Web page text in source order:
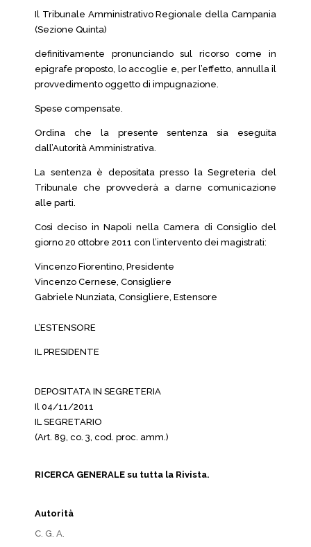
Il Tribunale Amministrativo Regionale della Campania
(Sezione Quinta)
definitivamente pronunciando sul ricorso come in
epigrafe proposto, lo accoglie e, per l’effetto, annulla il
provvedimento oggetto di impugnazione.
Spese compensate.
Ordina che la presente sentenza sia eseguita
dall’Autorità Amministrativa.
La sentenza è depositata presso la Segreteria del
Tribunale che provvederà a darne comunicazione
alle parti.
Così deciso in Napoli nella Camera di Consiglio del
giorno 20 ottobre 2011 con l’intervento dei magistrati:
Vincenzo Fiorentino, Presidente
Vincenzo Cernese, Consigliere
Gabriele Nunziata, Consigliere, Estensore
L’ESTENSORE
IL PRESIDENTE
DEPOSITATA IN SEGRETERIA
Il 04/11/2011
IL SEGRETARIO
(Art. 89, co. 3, cod. proc. amm.)
RICERCA GENERALE su tutta la Rivista.
Autorità
C. G. A.